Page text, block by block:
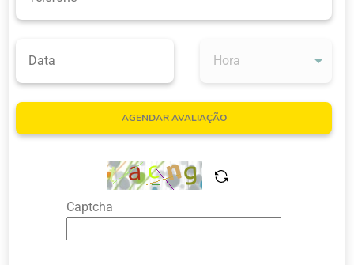
Quem Somos
AGENDAR AVALIAÇÃO
Captcha